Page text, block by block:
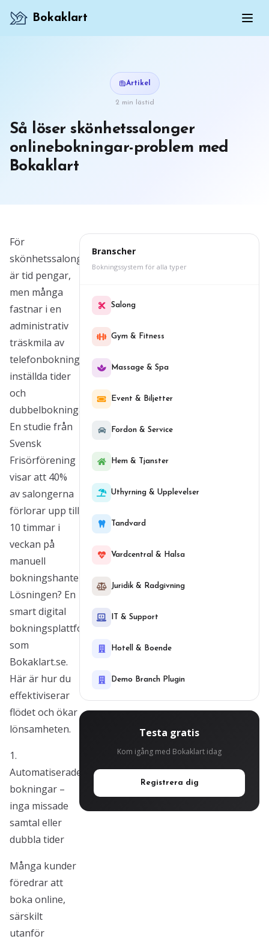
Bokaklart
Artikel
2 min lästid
Så löser skönhetssalonger
onlinebokningar-problem med
Bokaklart
För
skönhetssalonger
är tid pengar,
men många
fastnar i en
administrativ
träskmila av
telefonbokningar,
inställda tider
och
dubbelbokningar.
En studie från
Svensk
Frisörförening
visar att 40%
av salongerna
förlorar upp till
10 timmar i
veckan på
manuell
bokningshantering.
Lösningen? En
smart digital
bokningsplattform
som
Bokaklart.se.
Här är hur du
effektiviserar
flödet och ökar
lönsamheten.
1.
Automatiserade
bokningar –
inga missade
samtal eller
dubbla tider
Många kunder
föredrar att
boka online,
särskilt
utanför
Branscher
Bokningssystem för alla typer
Salong
Gym & Fitness
Massage & Spa
Event & Biljetter
Fordon & Service
Hem & Tjanster
Uthyrning & Upplevelser
Tandvard
Vardcentral & Halsa
Juridik & Radgivning
IT & Support
Hotell & Boende
Demo Branch Plugin
Testa gratis
Kom igång med Bokaklart idag
Registrera dig